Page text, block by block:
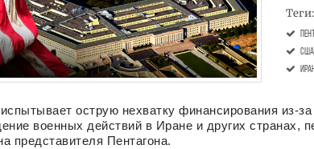
Теги:
США
Иран
острую нехватку финансирования из-
военных действий в Иране и других странах,
представителя Пентагона.